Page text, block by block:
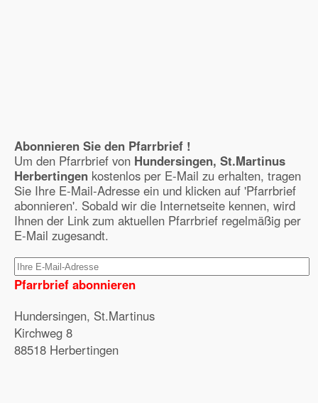
Abonnieren Sie den Pfarrbrief !
Um den Pfarrbrief von Hundersingen, St.Martinus
Herbertingen kostenlos per E-Mail zu erhalten, tragen
Sie Ihre E-Mail-Adresse ein und klicken auf 'Pfarrbrief
abonnieren'. Sobald wir die Internetseite kennen, wird
Ihnen der Link zum aktuellen Pfarrbrief regelmäßig per
E-Mail zugesandt.
Pfarrbrief abonnieren
Hundersingen, St.Martinus
Kirchweg 8
88518 Herbertingen